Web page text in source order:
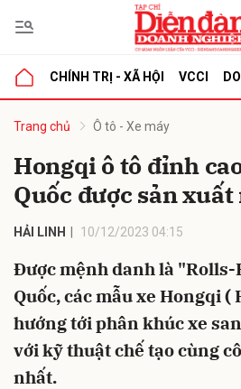
CHÍNH TRỊ - XÃ HỘI VCCI
Trang chủ Ô tô - Xe máy
Hongqi ô tô đỉnh
Quốc được sản
HẢI LINH 10/12/2023 04:15
Được mệnh danh là
Quốc, các mẫu xe Hongqi
hướng tới phân khúc xe
với kỹ thuật chế tạo cùng
nhất.
luận